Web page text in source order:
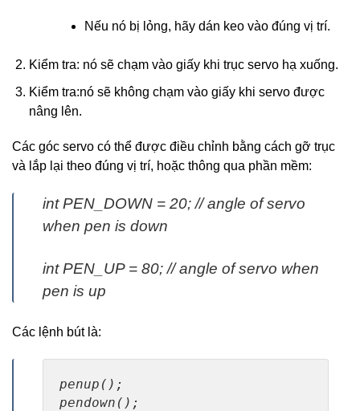
Nếu nó bị lỏng, hãy dán keo vào đúng vị trí.
Kiểm tra: nó sẽ chạm vào giấy khi trục servo hạ xuống.
Kiểm tra:nó sẽ không chạm vào giấy khi servo được
nâng lên.
Các góc servo có thể được điều chỉnh bằng cách gỡ trục
và lắp lại theo đúng vị trí, hoặc thông qua phần mềm:
int PEN_DOWN = 20; // angle of servo
when pen is down
int PEN_UP = 80; // angle of servo when
pen is up
Các lệnh bút là:
penup();
pendown();